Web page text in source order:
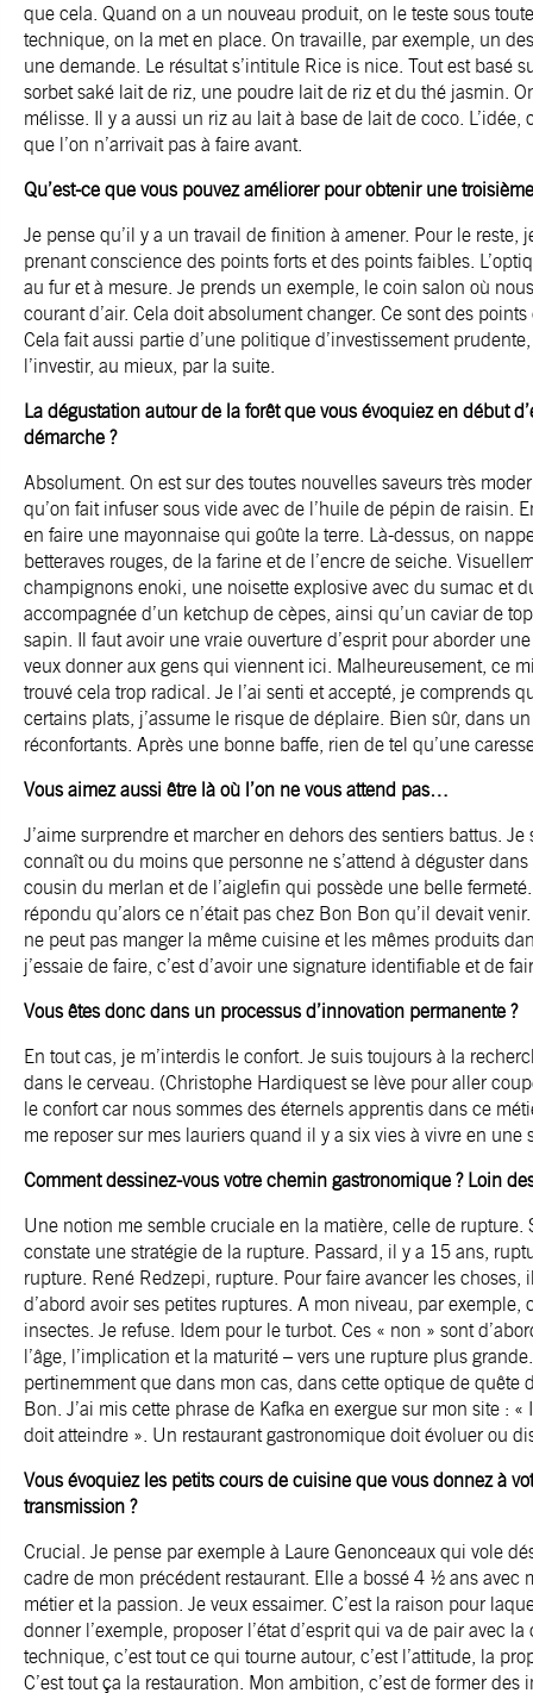
que cela. Quand on a un nouveau produit, on le teste sous
technique, on la met en place. On travaille, par exemple, un
une demande. Le résultat s’intitule Rice is nice. Tout est basé
sorbet saké lait de riz, une poudre lait de riz et du thé jasmin.
mélisse. Il y a aussi un riz au lait à base de lait de coco.
que l’on n’arrivait pas à faire avant.
Qu’est-ce que vous pouvez améliorer pour obtenir une
Je pense qu’il y a un travail de finition à amener. Pour le
prenant conscience des points forts et des points faibles.
au fur et à mesure. Je prends un exemple, le coin salon où
courant d’air. Cela doit absolument changer. Ce sont des
Cela fait aussi partie d’une politique d’investissement
l’investir, au mieux, par la suite.
La dégustation autour de la forêt que vous évoquiez en début
démarche ?
Absolument. On est sur des toutes nouvelles saveurs très
qu’on fait infuser sous vide avec de l’huile de pépin de raisin.
en faire une mayonnaise qui goûte la terre. Là-dessus, on
betteraves rouges, de la farine et de l’encre de seiche.
champignons enoki, une noisette explosive avec du sumac et
accompagnée d’un ketchup de cèpes, ainsi qu’un caviar de
sapin. Il faut avoir une vraie ouverture d’esprit pour aborder
veux donner aux gens qui viennent ici. Malheureusement, ce
trouvé cela trop radical. Je l’ai senti et accepté, je comprends
certains plats, j’assume le risque de déplaire. Bien sûr, dans
réconfortants. Après une bonne baffe, rien de tel qu’une
Vous aimez aussi être là où l’on ne vous attend pas…
J’aime surprendre et marcher en dehors des sentiers battus.
connaît ou du moins que personne ne s’attend à déguster
cousin du merlan et de l’aiglefin qui possède une belle
répondu qu’alors ce n’était pas chez Bon Bon qu’il devait
ne peut pas manger la même cuisine et les mêmes produits
j’essaie de faire, c’est d’avoir une signature identifiable et de
Vous êtes donc dans un processus d’innovation permanente ?
En tout cas, je m’interdis le confort. Je suis toujours à la
dans le cerveau. (Christophe Hardiquest se lève pour aller
le confort car nous sommes des éternels apprentis dans ce
me reposer sur mes lauriers quand il y a six vies à vivre en une
Comment dessinez-vous votre chemin gastronomique ? Loin
Une notion me semble cruciale en la matière, celle de rupture.
constate une stratégie de la rupture. Passard, il y a 15 ans,
rupture. René Redzepi, rupture. Pour faire avancer les
d’abord avoir ses petites ruptures. A mon niveau, par
insectes. Je refuse. Idem pour le turbot. Ces « non » sont
l’âge, l’implication et la maturité – vers une rupture plus
pertinemment que dans mon cas, dans cette optique de quête
Bon. J’ai mis cette phrase de Kafka en exergue sur mon site :
doit atteindre ». Un restaurant gastronomique doit évoluer ou
Vous évoquiez les petits cours de cuisine que vous donnez à
transmission ?
Crucial. Je pense par exemple à Laure Genonceaux qui vole
cadre de mon précédent restaurant. Elle a bossé 4 ½ ans avec
métier et la passion. Je veux essaimer. C’est la raison pour
donner l’exemple, proposer l’état d’esprit qui va de pair avec
technique, c’est tout ce qui tourne autour, c’est l’attitude, la
C’est tout ça la restauration. Mon ambition, c’est de former